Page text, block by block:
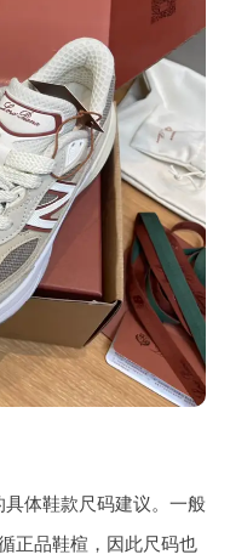
体鞋款尺码建议。一般
正品鞋楦，因此尺码也